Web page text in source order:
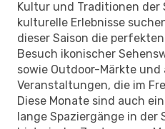
Kultur und Traditionen
kulturelle Erlebnisse
dieser Saison die
Besuch ikonischer
sowie Outdoor-Märkte
Veranstaltungen, die im
Diese Monate sind auch
lange Spaziergänge in der